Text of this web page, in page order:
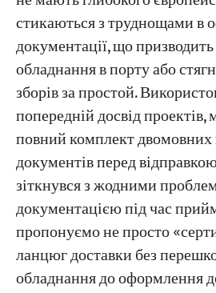
стикаються з труднощами в
документації, що
обладнання в порту або
зборів за простой.
попередній досвід
повний комплект
документів перед
зіткнувся з жодними
документацією під час
пропонуємо не просто
ланцюг доставки без
обладнання до оформлення